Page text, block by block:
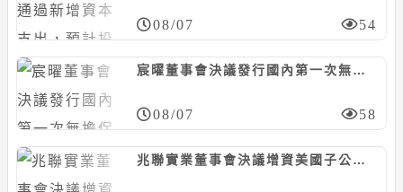
08/07 54
宸曜董事會決議發行國內第一次無擔保轉換債，計5億元
08/07 58
兆聯實業董事會決議增資美國子公司MUAQUA ENGINEERING，計5千萬美元